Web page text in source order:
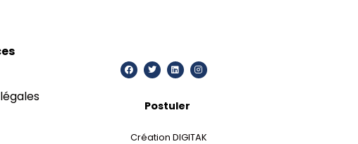
Postuler
Création DIGITAK